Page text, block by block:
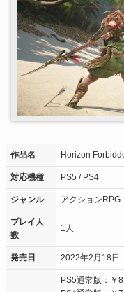
作品名 Horizon
対応機種 PS5 / PS4
ジャンル アクションRPG
プレイ人
数
1人
発売日 2022年2月18日
PS5通常版：￥